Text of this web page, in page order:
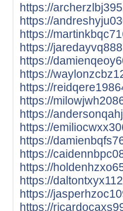
https://
https://
https://
https://
https://
https://
https://
https://
https://
https://
https://
https://
https://
https://
https://
https://